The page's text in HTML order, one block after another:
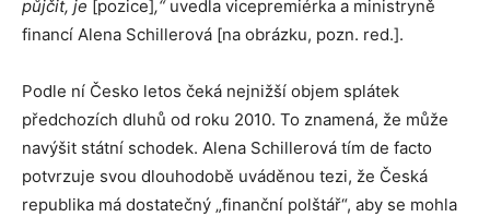
půjčit, je [pozice],“uvedla vicepremiérka a ministryně
financí Alena Schillerová [na obrázku, pozn. red.].
Podle ní Česko letos čeká nejnižší objem splátek
předchozích dluhů od roku 2010. To znamená, že může
navýšit státní schodek. Alena Schillerová tím de facto
potvrzuje svou dlouhodobě uváděnou tezi, že Česká
republika má dostatečný „finanční polštář“, aby se mohla